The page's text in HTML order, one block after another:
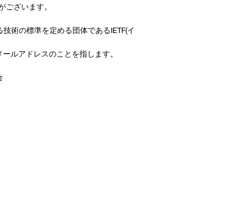
ざいます。
術の標準を定める団体であるIETF(イ
ルアドレスのことを指します。